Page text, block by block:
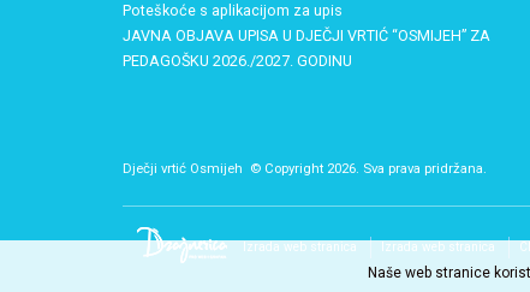
Poteškoće s aplikacijom za upis
JAVNA OBJAVA UPISA U DJEČJI VRTIĆ “OSMIJEH” ZA
PEDAGOŠKU 2026./2027. GODINU
Dječji vrtić Osmijeh © Copyright 2026. Sva prava pridržana.
Izrada web stranica Izrada web stranica
Naše web stranice